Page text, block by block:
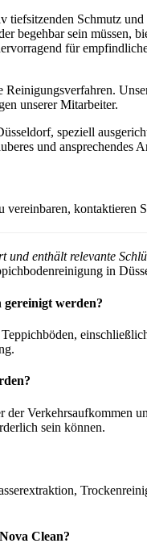
tiefsitzenden Schmutz
begehbar sein müssen,
für
unserer Mitarbeiter.
speziell
und ansprechendes
kontaktieren
enthält relevante
in
gereinigt werden?
sein können.
Clean?